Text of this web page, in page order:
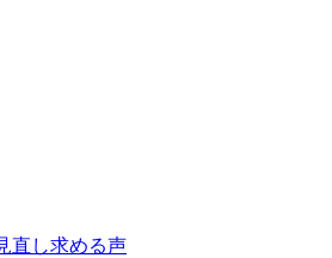
直し求める声